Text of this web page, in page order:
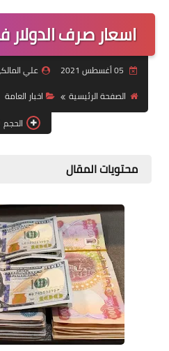
اسعار صرف
علي
الصفحة الرئيسية
اخبار العامة
الحجم
محتويات المقال